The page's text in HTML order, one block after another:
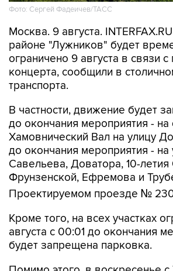
Москва. 9 августа.
ограничено 9 августа в связи
концерта, сообщили в
транспорта.
В частности, движение будет
Хамовнический Вал на улицу
до окончания мероприятия - на
Савельева, Доватора, 10-
Фрунзенской, Ефремова и
Проектируемом проезде №
Кроме того, на всех участках
будет запрещена парковка.
Помимо этого, в воскресенье с